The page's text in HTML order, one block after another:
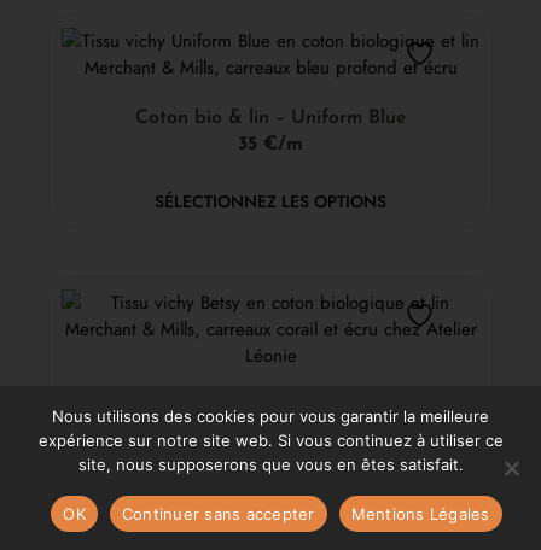
Coton bio & lin – Uniform Blue
35 €/m
SÉLECTIONNEZ LES OPTIONS
Coton bio & lin – Betsy
35 €/m
Nous utilisons des cookies pour vous garantir la meilleure
expérience sur notre site web. Si vous continuez à utiliser ce
site, nous supposerons que vous en êtes satisfait.
OK Continuer sans accepter Mentions Légales